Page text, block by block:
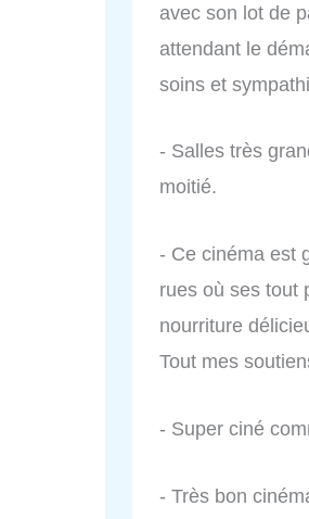
avec son lot de
attendant le
soins et
- Salles très
moitié.
- Ce cinéma est
rues où ses tout
nourriture
Tout mes
- Super ciné
- Très bon